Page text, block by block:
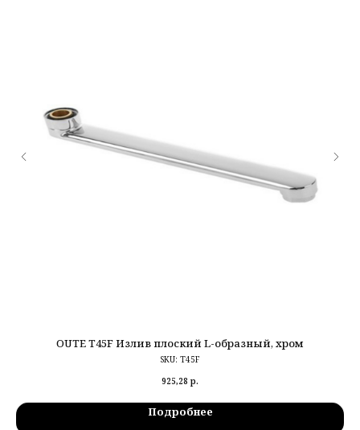
OUTE T45F Излив плоский L-образный, хром
SKU: T45F
925,28 р.
Подробнее